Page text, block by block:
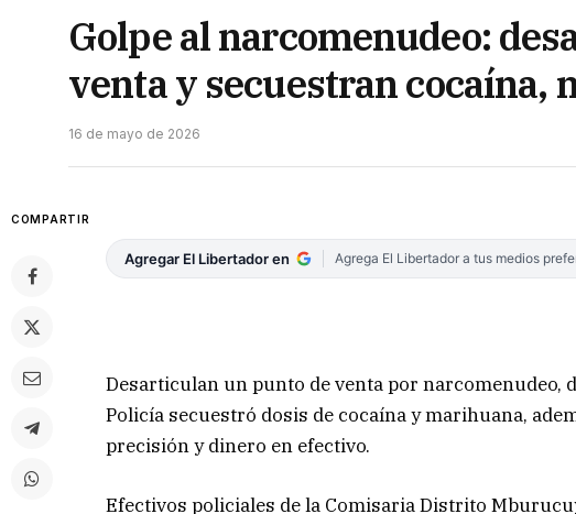
Golpe al narcomenudeo:
venta y secuestran cocaína,
16 de mayo de 2026
COMPARTIR
Agregar El Libertador en Agrega El Libertador a tus medios
Desarticulan un punto de venta por narcomenudeo,
Policía secuestró dosis de cocaína y marihuana,
precisión y dinero en efectivo.
Efectivos policiales de la Comisaria Distrito